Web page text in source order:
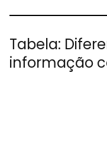
Tabela:
informação